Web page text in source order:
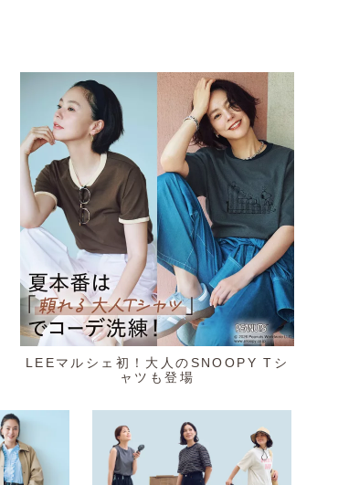
LEEマルシェ初！大人のSNOOPY Tシ
ャツも登場